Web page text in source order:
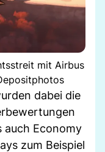
mit Airbus
dabei die
auch Economy
zum Beispiel